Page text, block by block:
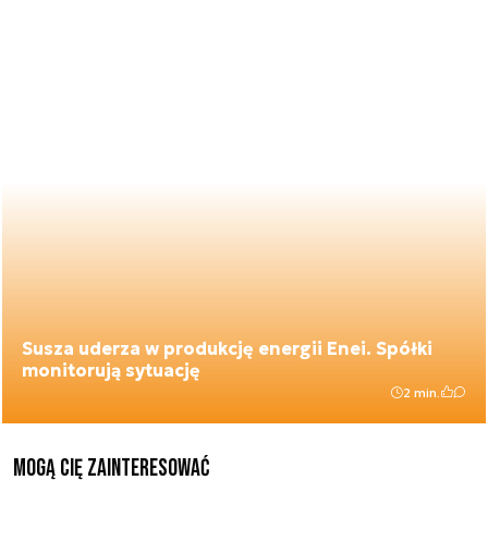
Susza uderza w produkcję energii Enei. Spółki
monitorują sytuację
2 min.
Mogą Cię zainteresować